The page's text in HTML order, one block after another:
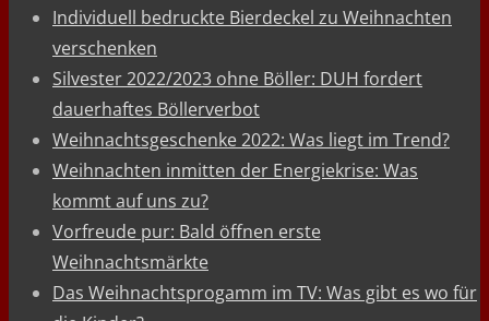
Individuell bedruckte Bierdeckel zu Weihnachten
verschenken
Silvester 2022/2023 ohne Böller: DUH fordert
dauerhaftes Böllerverbot
Weihnachtsgeschenke 2022: Was liegt im Trend?
Weihnachten inmitten der Energiekrise: Was
kommt auf uns zu?
Vorfreude pur: Bald öffnen erste
Weihnachtsmärkte
Das Weihnachtsprogamm im TV: Was gibt es wo für